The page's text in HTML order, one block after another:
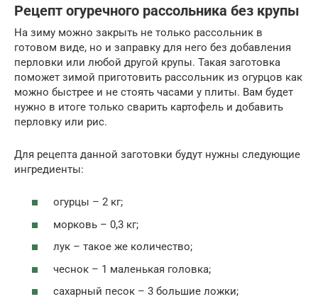
Рецепт огуречного рассольника без крупы
На зиму можно закрыть не только рассольник в
готовом виде, но и заправку для него без добавления
перловки или любой другой крупы. Такая заготовка
поможет зимой приготовить рассольник из огурцов как
можно быстрее и не стоять часами у плиты. Вам будет
нужно в итоге только сварить картофель и добавить
перловку или рис.
Для рецепта данной заготовки будут нужны следующие
ингредиенты:
огурцы – 2 кг;
морковь – 0,3 кг;
лук – такое же количество;
чеснок – 1 маленькая головка;
сахарный песок – 3 большие ложки;